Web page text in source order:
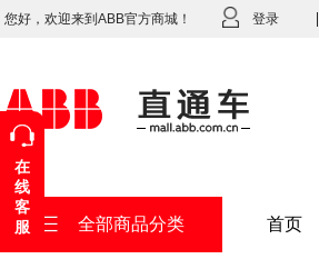
您好，欢迎来到ABB官方商城！ 登录
全部商品分类 首页
在
线
客
服